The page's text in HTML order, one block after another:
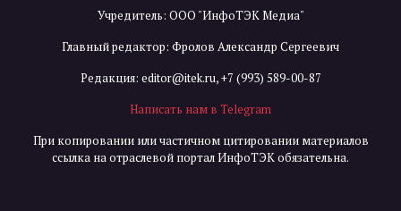
Учредитель: ООО "ИнфоТЭК Медиа"
Главный редактор: Фролов Александр Сергеевич
Редакция: editor@itek.ru,+7 (993) 589-00-87
Написать нам в Telegram
При копировании или частичном цитировании материалов
ссылка на отраслевой портал ИнфоТЭК обязательна.